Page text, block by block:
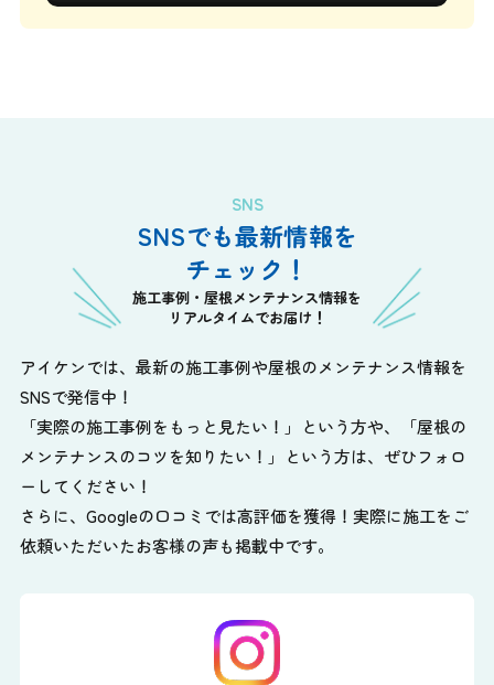
SNS
SNSでも最新情報を
チェック！
施工事例・屋根メンテナンス情報を
リアルタイムでお届け！
アイケンでは、最新の施工事例や屋根のメンテナンス情報を
SNSで発信中！
「実際の施工事例をもっと見たい！」という方や、
「屋根の
メンテナンスのコツを知りたい！」という方は、ぜひフォロ
ーしてください！
さらに、Googleの口コミでは高評価を獲得！実際に施工をご
依頼いただいたお客様の声も掲載中です。